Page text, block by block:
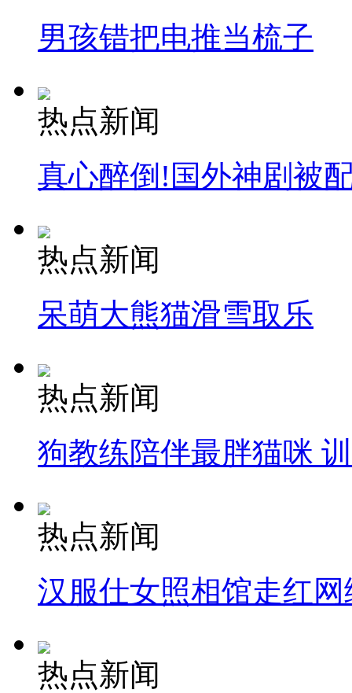
男孩错把电推当梳子
热点新闻
真心醉倒!国外神剧被
热点新闻
呆萌大熊猫滑雪取乐
热点新闻
狗教练陪伴最胖猫咪
热点新闻
汉服仕女照相馆走红网
热点新闻